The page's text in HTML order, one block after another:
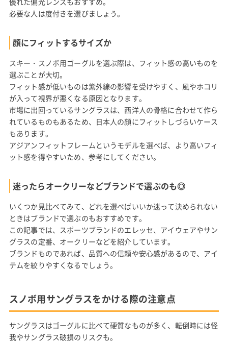
必要な人は度付きを選びましょう。
顔にフィットするサイズか
スキー・スノボ用ゴーグルを選ぶ際は、フィット感の高いものを
選ぶことが大切。
フィット感が低いものは紫外線の影響を受けやすく、風やホコリ
が入って視界が悪くなる原因となります。
市場に出回っているサングラスは、西洋人の骨格に合わせて作ら
れているものもあるため、日本人の顔にフィットしづらいケース
もあります。
アジアンフィットフレームというモデルを選べば、より高いフィ
ット感を得やすいため、参考にしてください。
迷ったらオークリーなどブランドで選ぶのも◎
いくつか見比べてみて、どれを選べばいいか迷って決められない
ときはブランドで選ぶのもおすすめです。
この記事では、スポーツブランドのエレッセ、アイウェアやサン
グラスの定番、オークリーなどを紹介しています。
ブランドものであれば、品質への信頼や安心感があるので、アイ
テムを絞りやすくなるでしょう。
スノボ用サングラスをかける際の注意点
サングラスはゴーグルに比べて硬質なものが多く、転倒時には怪
我やサングラス破損のリスクも。